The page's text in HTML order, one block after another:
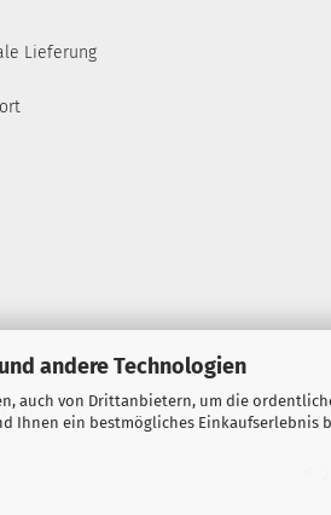
andere Technologien
auch von Drittanbietern, um die
Ihnen ein bestmögliches
Lieferung